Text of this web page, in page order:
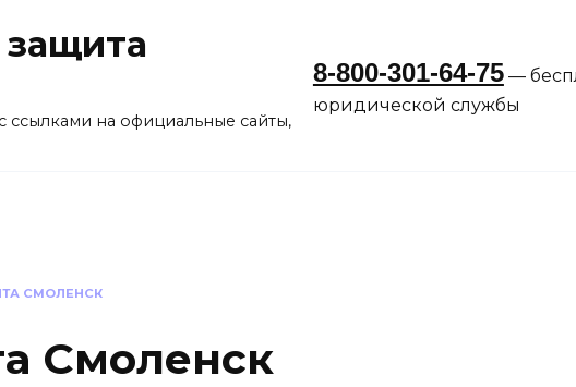
на официальные сайты,
8-800-301-64-75—
юридической службы
СМОЛЕНСК
Смоленск